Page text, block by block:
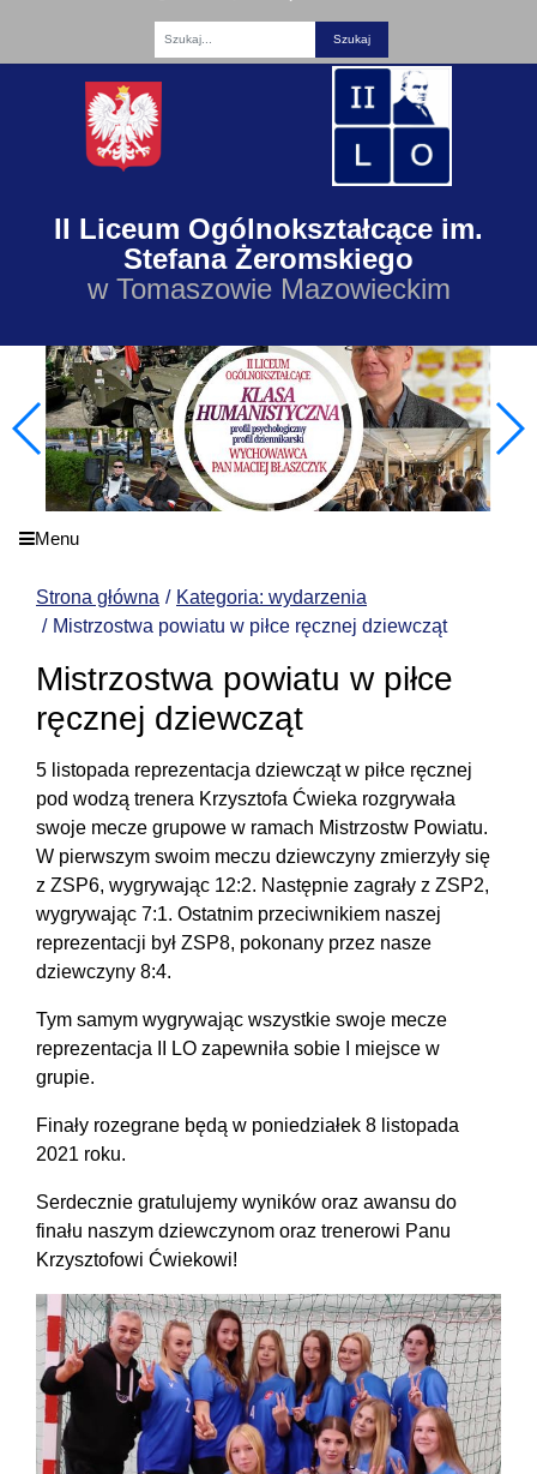
II Liceum Ogólnokształcące im.
Stefana Żeromskiego
w Tomaszowie Mazowieckim
Menu
Strona główna
Kategoria: wydarzenia
Mistrzostwa powiatu w piłce ręcznej dziewcząt
Mistrzostwa powiatu w piłce
ręcznej dziewcząt
5 listopada reprezentacja dziewcząt w piłce ręcznej
pod wodzą trenera Krzysztofa Ćwieka rozgrywała
swoje mecze grupowe w ramach Mistrzostw Powiatu.
W pierwszym swoim meczu dziewczyny zmierzyły się
z ZSP6, wygrywając 12:2. Następnie zagrały z ZSP2,
wygrywając 7:1. Ostatnim przeciwnikiem naszej
reprezentacji był ZSP8, pokonany przez nasze
dziewczyny 8:4.
Tym samym wygrywając wszystkie swoje mecze
reprezentacja II LO zapewniła sobie I miejsce w
grupie.
Finały rozegrane będą w poniedziałek 8 listopada
2021 roku.
Serdecznie gratulujemy wyników oraz awansu do
finału naszym dziewczynom oraz trenerowi Panu
Krzysztofowi Ćwiekowi!